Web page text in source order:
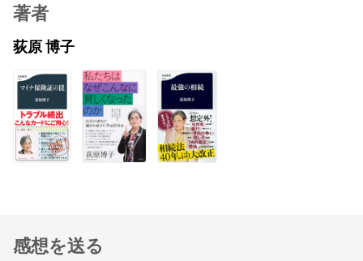
著者
荻原 博子
感想を送る